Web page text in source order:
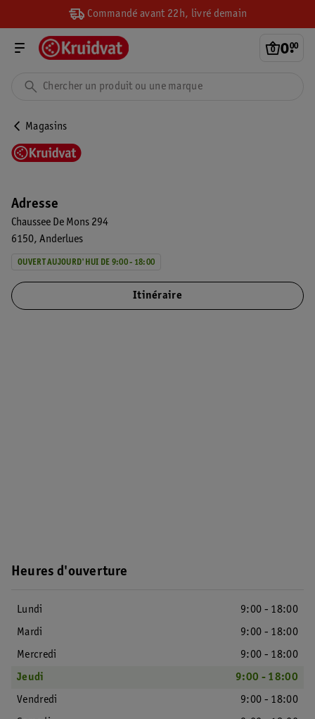
Commandé avant 22h, livré demain
0.
00
Magasins
Adresse
Chaussee De Mons 294
6150 Anderlues
OUVERT AUJOURD'HUI DE 9:00 - 18:00
Itinéraire
Heures d'ouverture
Lundi
9:00 - 18:00
Mardi
9:00 - 18:00
Mercredi
9:00 - 18:00
Jeudi
9:00 - 18:00
Vendredi
9:00 - 18:00